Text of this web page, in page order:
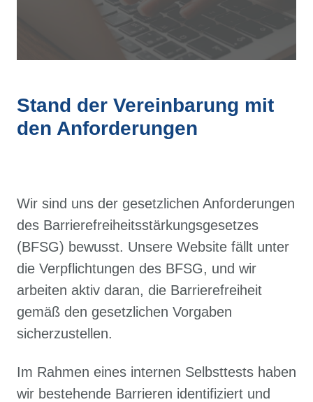
Stand der Vereinbarung mit
den Anforderungen
Wir sind uns der gesetzlichen Anforderungen
des Barrierefreiheitsstärkungsgesetzes
(BFSG) bewusst. Unsere Website fällt unter
die Verpflichtungen des BFSG, und wir
arbeiten aktiv daran, die Barrierefreiheit
gemäß den gesetzlichen Vorgaben
sicherzustellen.
Im Rahmen eines internen Selbsttests haben
wir bestehende Barrieren identifiziert und